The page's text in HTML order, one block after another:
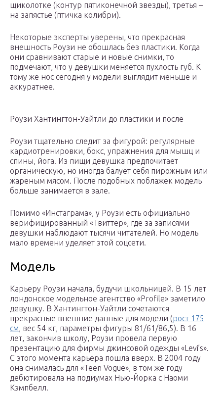
щиколотке (контур пятиконечной звезды), третья –
на запястье (птичка колибри).
Некоторые эксперты уверены, что прекрасная
внешность Роузи не обошлась без пластики. Когда
они сравнивают старые и новые снимки, то
подмечают, что у девушки меняется пухлость губ. К
тому же нос сегодня у модели выглядит меньше и
аккуратнее.
Роузи Хантингтон-Уайтли до пластики и после
Роузи тщательно следит за фигурой: регулярные
кардиотренировки, бокс, упражнения для мышц и
спины, йога. Из пищи девушка предпочитает
органическую, но иногда балует себя пирожным или
жареным мясом. После подобных поблажек модель
больше занимается в зале.
Помимо «Инстаграма», у Роузи есть официально
верифицированный «Твиттер», где за записями
девушки наблюдают тысячи читателей. Но модель
мало времени уделяет этой соцсети.
Модель
Карьеру Роузи начала, будучи школьницей. В 15 лет
лондонское модельное агентство «Profile» заметило
девушку. В Хантингтон-Уайтли сочетаются
прекрасные внешние данные для модели (рост 175
см, вес 54 кг, параметры фигуры 81/61/86,5). В 16
лет, закончив школу, Роузи провела первую
презентацию для фирмы джинсовой одежды «Levi’s».
С этого момента карьера пошла вверх. В 2004 году
она снималась для «Teen Vogue», в том же году
дебютировала на подиумах Нью-Йорка с Наоми
Кэмпбелл.